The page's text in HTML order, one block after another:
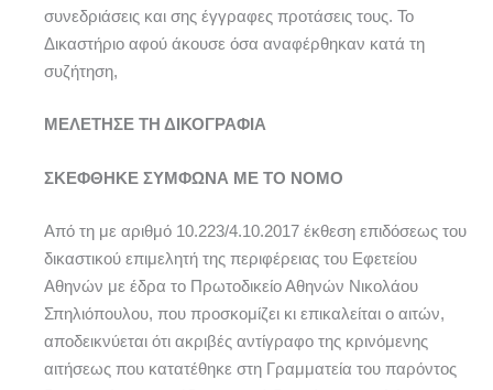
συνεδριάσεις και σης έγγραφες προτάσεις τους. Το
Δικαστήριο αφού άκουσε όσα αναφέρθηκαν κατά τη
συζήτηση,
ΜΕΛΕΤΗΣΕ ΤΗ ΔΙΚΟΓΡΑΦΙΑ
ΣΚΕΦΘΗΚΕ ΣΥΜΦΩΝΑ ΜΕ ΤΟ ΝΟΜΟ
Από τη με αριθμό 10.223/4.10.2017 έκθεση επιδόσεως του
δικαστικού επιμελητή της περιφέρειας του Εφετείου
Αθηνών με έδρα το Πρωτοδικείο Αθηνών Νικολάου
Σπηλιόπουλου, που προσκομίζει κι επικαλείται ο αιτών,
αποδεικνύεται ότι ακριβές αντίγραφο της κρινόμενης
αιτήσεως που κατατέθηκε στη Γραμματεία του παρόντος